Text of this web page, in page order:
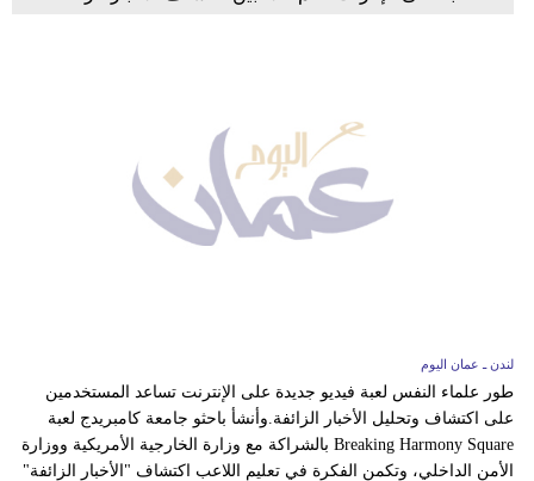
لندن ـ عمان اليوم
طور علماء النفس لعبة فيديو جديدة على الإنترنت تساعد المستخدمين
على اكتشاف وتحليل الأخبار الزائفة.وأنشأ باحثو جامعة كامبريدج لعبة
Breaking Harmony Square بالشراكة مع وزارة الخارجية الأمريكية ووزارة
الأمن الداخلي، وتكمن الفكرة في تعليم اللاعب اكتشاف "الأخبار الزائفة"